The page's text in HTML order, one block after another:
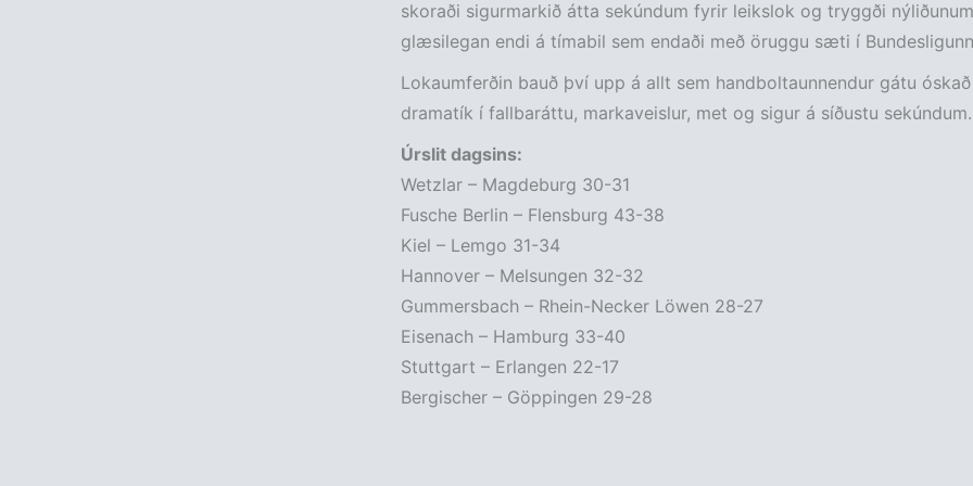
skoraði sigurmarkið átta sekúndum fyrir leikslok og tryggði nýliðunum
glæsilegan endi á tímabil sem endaði með öruggu sæti í
Lokaumferðin bauð því upp á allt sem handboltaunnendur gátu óskað
dramatík í fallbaráttu, markaveislur, met og sigur á síðustu sekúndum.
Úrslit dagsins:
Wetzlar – Magdeburg 30-31
Fusche Berlin – Flensburg 43-38
Kiel – Lemgo 31-34
Hannover – Melsungen 32-32
Gummersbach – Rhein-Necker Löwen 28-27
Eisenach – Hamburg 33-40
Stuttgart – Erlangen 22-17
Bergischer – Göppingen 29-28